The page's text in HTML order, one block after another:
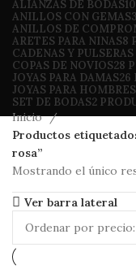
ALIANZAS DE BODAS
ANILLOS CON GEMAS
ANILLOS DE
ARETES PARA NINAS8
CADENAS Y
COPAS DE NOVIOS28
JOYAS PARA DAMAS26
JOYAS PARA HOMBRES
SET DE BODAS2
Inicio
Productos
rosa”
Mostrando el único
Ver barra lateral